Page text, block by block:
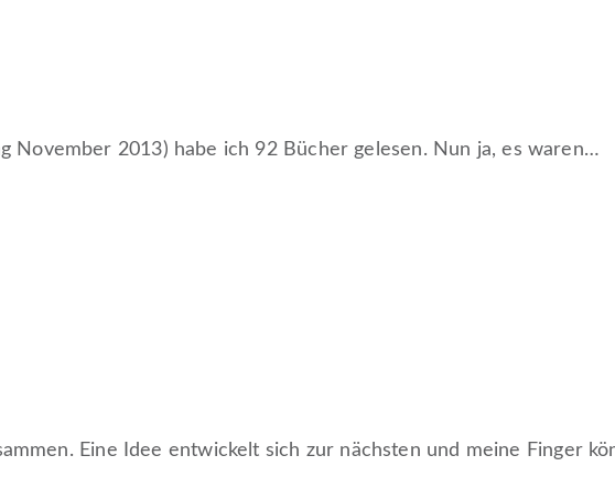
November 2013) habe ich 92 Bücher gelesen. Nun ja, es waren…
Eine Idee entwickelt sich zur nächsten und meine Finger